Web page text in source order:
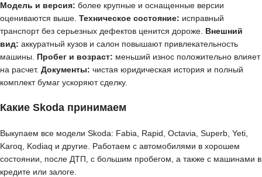
Модель и версия: более крупные и оснащенные версии
оцениваются выше. Техническое состояние: исправный
транспорт без серьезных дефектов ценится дороже. Внешний
вид: аккуратный кузов и салон повышают привлекательность
машины. Пробег и возраст: меньший износ положительно влияет
на расчет. Документы: чистая юридическая история и полный
комплект бумаг ускоряют сделку.
Какие Skoda принимаем
Выкупаем все модели Skoda: Fabia, Rapid, Octavia, Superb, Yeti,
Karoq, Kodiaq и другие. Работаем с автомобилями в хорошем
состоянии, после ДТП, с большим пробегом, а также с машинами в
кредите или залоге.